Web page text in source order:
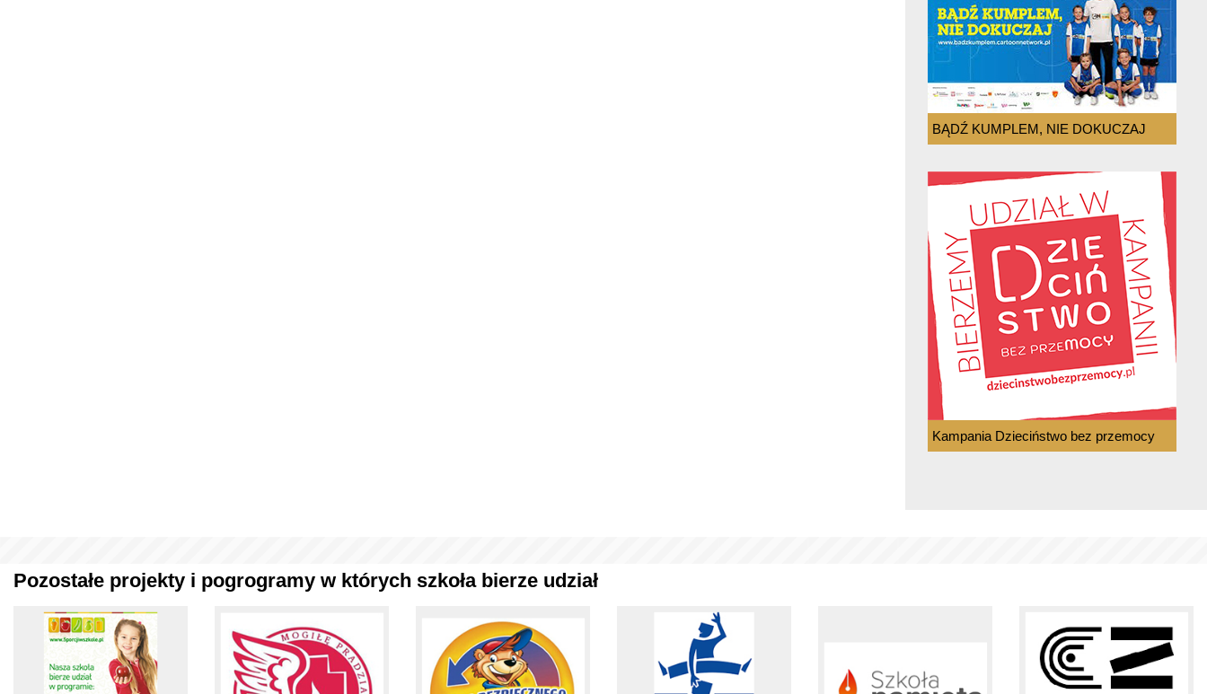
BĄDŹ KUMPLEM, NIE DOKUCZAJ
Kampania Dzieciństwo bez przemocy
Pozostałe projekty i pogrogramy w których szkoła bierze udział